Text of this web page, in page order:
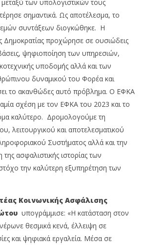
μεταξύ των υπολογιστικών τους
σημαντικά. Ως αποτέλεσμα, το
συντάξεων διογκώθηκε. Η
Δημοκρατίας προχώρησε σε ουσιώδεις
ψηφιοποίηση των υπηρεσιών,
υποδομής αλλά και των
δυναμικού του Φορέα και
το ακανθώδες αυτό πρόβλημα. Ο ΕΦΚΑ
σχέση με τον ΕΦΚΑ του 2023 και το
καλύτερο. Δρομολογούμε τη
λειτουργικού και αποτελεσματικού
Συστήματος αλλά και την
ασφαλιστικής ιστορίας των
την καλύτερη εξυπηρέτηση των
Κοινωνικής Ασφάλισης
υπογράμμισε: «Η κατάσταση στον
θεσμικά κενά, έλλειψη σε
και ψηφιακά εργαλεία. Μέσα σε